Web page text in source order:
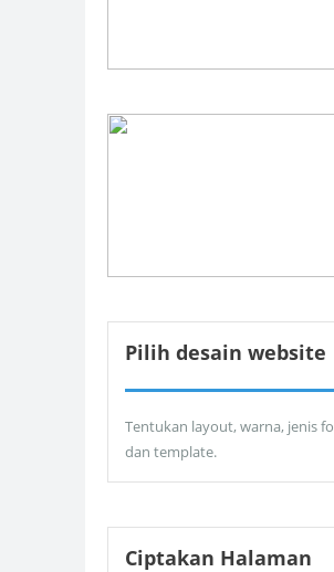
Pilih desain website
Tentukan layout, warna, jenis
dan template.
Ciptakan Halaman